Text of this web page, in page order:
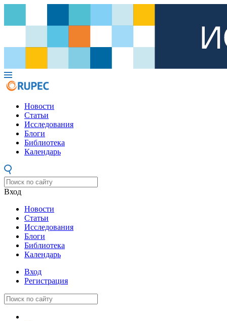
Новости
Статьи
Исследования
Блоги
Библиотека
Календарь
Вход
Новости
Статьи
Исследования
Блоги
Библиотека
Календарь
Вход
Регистрация